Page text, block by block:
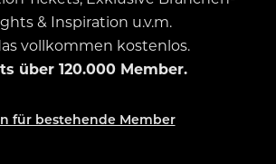
& Inspiration u.v.m.
vollkommen kostenlos.
über 120.000 Member.
für bestehende Member